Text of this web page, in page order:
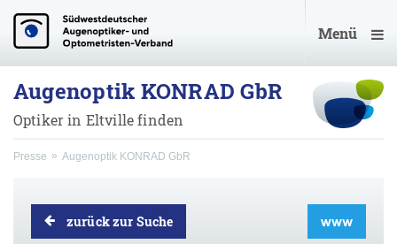
Menü
Augenoptik KONRAD GbR
Optiker in Eltville finden
Presse Augenoptik KONRAD GbR
zurück zur Suche